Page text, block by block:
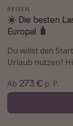
Sri Lanka
Japan Rundreise
Reisethemen
Wellnessurlaub
REISEN
☀️ Die besten
Europa! 🧳
Du willst den
Urlaub nutzen?
Ab 273 € p. P.